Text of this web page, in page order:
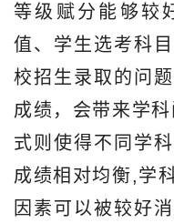
等级赋分能够较
值、学生选考科
校招生录取的问
成绩，会带来学
式则使得不同学
成绩相对均衡,学
因素可以被较好